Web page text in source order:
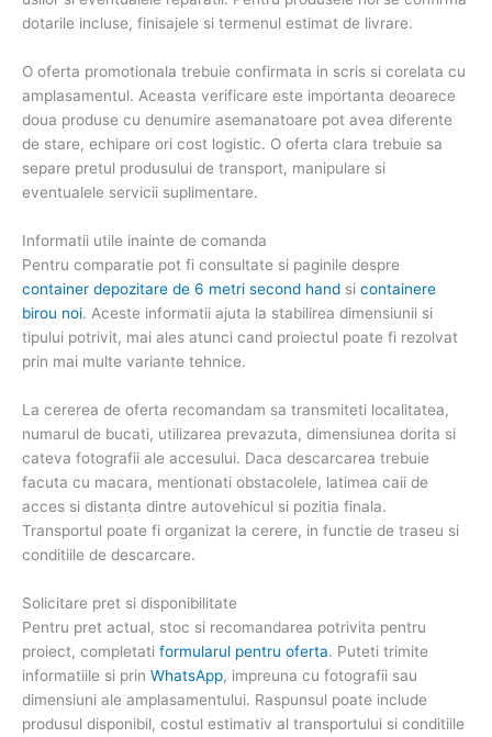
dotarile incluse, finisajele si termenul estimat de livrare.
O oferta promotionala trebuie confirmata in scris si corelata cu
amplasamentul. Aceasta verificare este importanta deoarece
doua produse cu denumire asemanatoare pot avea diferente
de stare, echipare ori cost logistic. O oferta clara trebuie sa
separe pretul produsului de transport, manipulare si
eventualele servicii suplimentare.
Informatii utile inainte de comanda
Pentru comparatie pot fi consultate si paginile despre
container depozitare de 6 metri second hand si containere
birou noi. Aceste informatii ajuta la stabilirea dimensiunii si
tipului potrivit, mai ales atunci cand proiectul poate fi rezolvat
prin mai multe variante tehnice.
La cererea de oferta recomandam sa transmiteti localitatea,
numarul de bucati, utilizarea prevazuta, dimensiunea dorita si
cateva fotografii ale accesului. Daca descarcarea trebuie
facuta cu macara, mentionati obstacolele, latimea caii de
acces si distanta dintre autovehicul si pozitia finala.
Transportul poate fi organizat la cerere, in functie de traseu si
conditiile de descarcare.
Solicitare pret si disponibilitate
Pentru pret actual, stoc si recomandarea potrivita pentru
proiect, completati formularul pentru oferta. Puteti trimite
informatiile si prin WhatsApp, impreuna cu fotografii sau
dimensiuni ale amplasamentului. Raspunsul poate include
produsul disponibil, costul estimativ al transportului si conditiile